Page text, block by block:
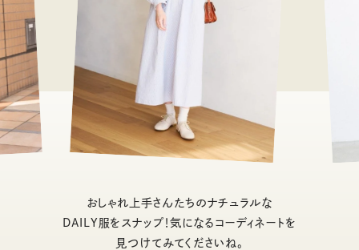
おしゃれ上手さんたちのナチュラルな
DAILY服をスナップ！気になるコーディネートを
見つけてみてくださいね。